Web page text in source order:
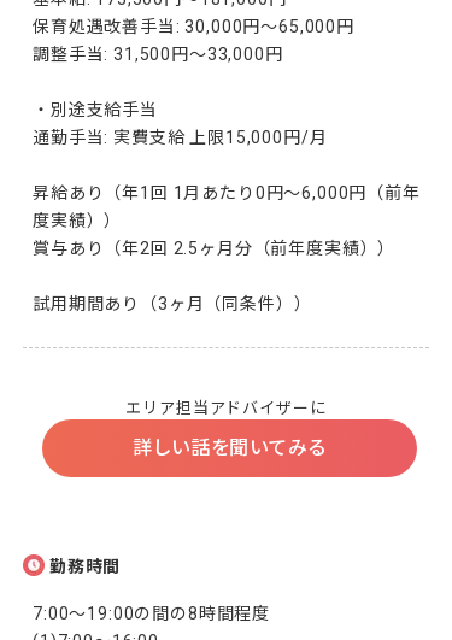
保育処遇改善手当: 30,000円〜65,000円
調整手当: 31,500円〜33,000円
・別途支給手当
通勤手当: 実費支給 上限15,000円/月
昇給あり（年1回 1月あたり0円～6,000円（前年
度実績））
賞与あり（年2回 2.5ヶ月分（前年度実績））
試用期間あり（3ヶ月（同条件））
エリア担当アドバイザーに
詳しい話を聞いてみる
勤務時間
7:00～19:00の間の8時間程度